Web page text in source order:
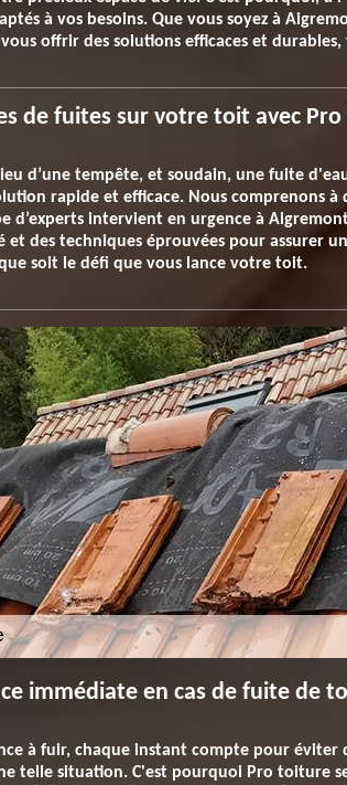
à vos besoins. Que vous soyez à
offrir des solutions efficaces et
de fuites sur votre toit avec
d’une tempête, et soudain, une fuite
rapide et efficace. Nous comprenons
d’experts intervient en urgence à
et des techniques éprouvées pour assurer
soit le défi que vous lance votre toit.
immédiate en cas de fuite de
à fuir, chaque instant compte pour éviter
telle situation. C'est pourquoi Pro toiture